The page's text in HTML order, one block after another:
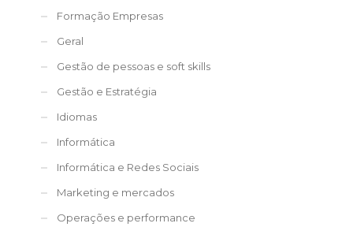
Formação Empresas
Geral
Gestão de pessoas e soft skills
Gestão e Estratégia
Idiomas
Informática
Informática e Redes Sociais
Marketing e mercados
Operações e performance